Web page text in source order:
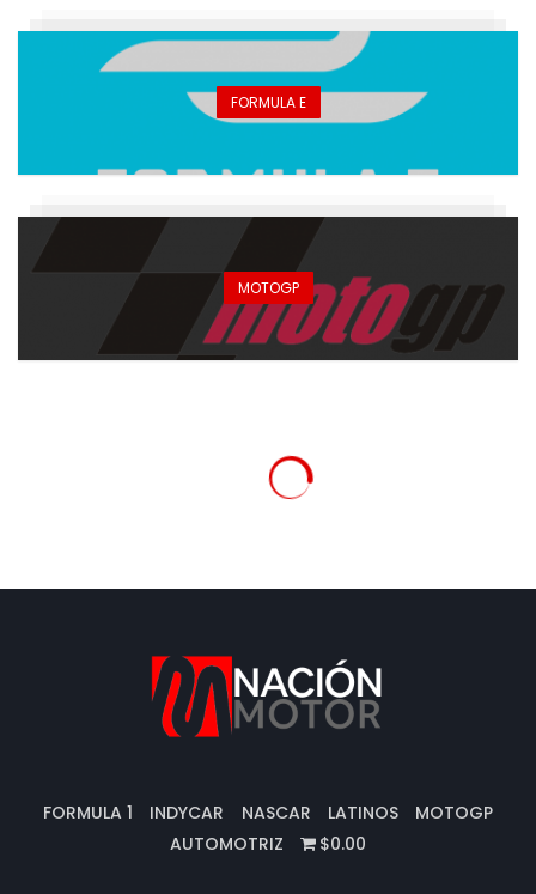
FORMULA E
MOTOGP
FORMULA 1 INDYCAR NASCAR LATINOS
MOTOGP
AUTOMOTRIZ
$0.00